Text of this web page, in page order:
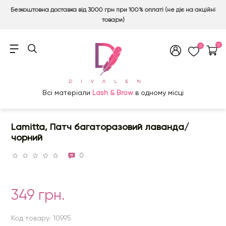
Безкоштовна доставка від 3000 грн при 100% оплаті (не діє на акційні
товари)
0 0
Всі матеріали Lash & Brow в одному місці
Lamitta, Патч багаторазовий лаванда/
чорний
0
349 грн.
Код товару: 10995